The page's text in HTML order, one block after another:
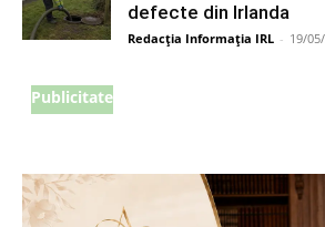
defecte din Irlanda
Redacția Informația IRL - 19/
Publicitate